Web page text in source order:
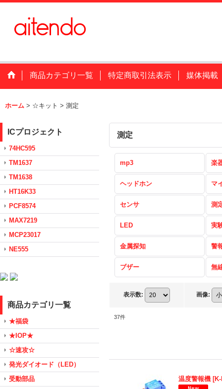
商品カテゴリ一覧 特定商取引法表示 媒体掲載
ホーム > ☆キット > 測定
ICプロジェクト
74HC595
TM1637
TM1638
HT16K33
PCF8574
MAX7219
MCP23017
NE555
商品カテゴリ一覧
★福袋
★IOP★
☆速攻☆
発光ダイオード（LED）
受動部品
測定
mp3 楽
ヘッドホン マ
センサ 測
LED 実
金属探知 警
ブザー 無
表示数: 画像:
37件
温度警報機 [K-